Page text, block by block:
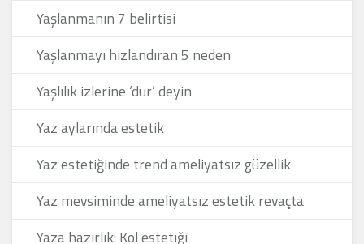
Yaşlanmanın 7 belirtisi
Yaşlanmayı hızlandıran 5 neden
Yaşlılık izlerine ‘dur’ deyin
Yaz aylarında estetik
Yaz estetiğinde trend ameliyatsız güzellik
Yaz mevsiminde ameliyatsız estetik revaçta
Yaza hazırlık: Kol estetiği